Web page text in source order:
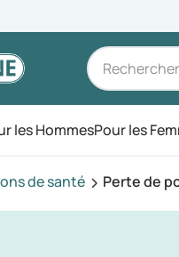
le menu
les HommesPour les
de santé Perte de